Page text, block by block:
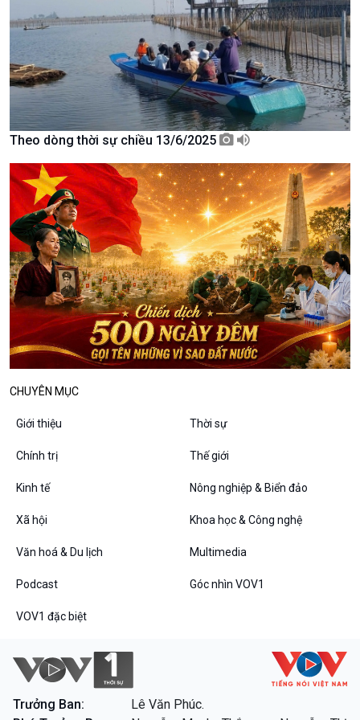
Khởi nghiệp
Tuyên chiến với gian lận
thương mại
Tâm tình biên giới và hải
đảo
Tìm hiểu biển, đảo Việt
Nam
Xã hội
Tin Đời sống & Xã hội
360 độ Sức khỏe
Chuyển đổi Xanh
Tài nguyên và Môi trường
Chuyên gia của bạn
Xã hội chuyển động
Bước chân đến trường
Khoa học & Công nghệ
Tin Khoa học & Công nghệ
Kết nối công nghệ
Sống chung với biến đổi
khí hậu
Văn hoá & Du lịch
Tin Văn hoá & Du lịch
Câu chuyện Thể thao
Multimedia
Infographic
Podcast
Góc nhìn VOV1
10 phút Sự kiện - Luận bàn
Câu chuyện thời sự
Theo dòng thời sự chiều 13/6/2025
CHUYÊN MỤC
Giới thiệu Thời sự
Chính trị Thế giới
Kinh tế Nông nghiệp & Biển đảo
Xã hội Khoa học & Công nghệ
Văn hoá & Du lịch Multimedia
Podcast Góc nhìn VOV1
VOV1 đặc biệt
Trưởng Ban:
Lê Văn Phúc.